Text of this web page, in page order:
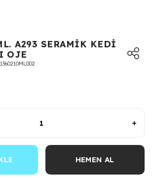
A293 SERAMİK KEDİ
OJE
+
HEMEN AL